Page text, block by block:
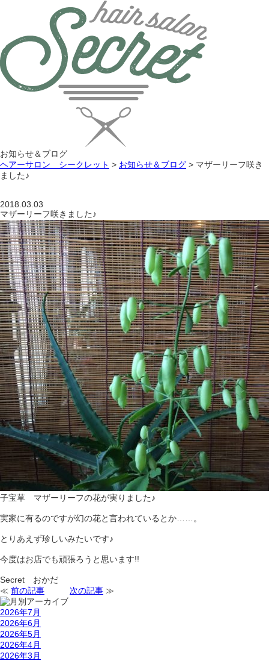
お知らせ＆ブログ
ヘアーサロン シークレット > お知らせ＆ブログ > マザーリーフ咲き
ました♪
2018.03.03
マザーリーフ咲きました♪
子宝草 マザーリーフの花が実りました♪
実家に有るのですが幻の花と言われているとか……。
とりあえず珍しいみたいです♪
今度はお店でも頑張ろうと思います!!
Secret おかだ
≪ 前の記事 次の記事 ≫
2026年7月
2026年6月
2026年5月
2026年4月
2026年3月